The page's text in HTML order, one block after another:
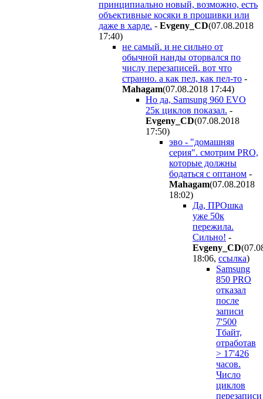
принципиально новый, возможно, есть
объективные косяки в прошивки или
даже в харде. - Evgeny_CD(07.08.2018
17:40)
не самый. и не сильно от
обычной нанды оторвался по
числу перезаписей. вот что
странно. а как пел, как пел-то -
Mahagam(07.08.2018 17:44)
Но да, Samsung 960 EVO
25к циклов показал. -
Evgeny_CD(07.08.2018
17:50)
эво - "домашняя
серия". смотрим PRO,
которые должны
бодаться с оптаном -
Mahagam(07.08.2018
18:02)
Да, ПРОшка
уже 50к
пережила.
Сильно! -
Evgeny_CD
18:06, ссылка)
Samsung
850 PRO
отказал
после
записи
7'500
Тбайт,
отработав
> 17'426
часов.
Число
циклов
перезаписи